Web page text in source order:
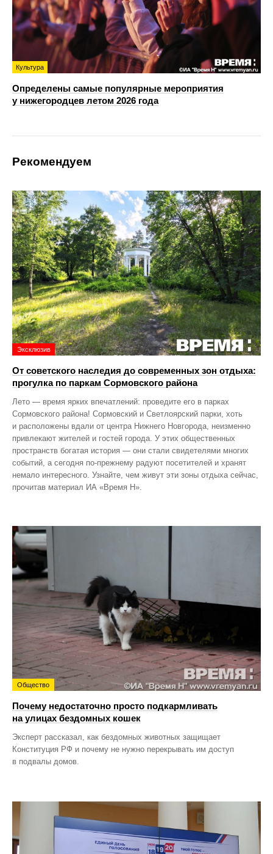
Культура
Определены самые популярные мероприятия
у нижегородцев летом 2026 года
Рекомендуем
Эксклюзив
От советского наследия до современных зон отдыха:
прогулка по паркам Сормовского района
Лето — время ярких впечатлений: проведите его в парках
Сормовского района! Сормовский и Светлоярский парки, хоть
и расположены вдали от центра Нижнего Новгорода, неизменно
привлекают жителей и гостей города. У этих общественных
пространств богатая история — они стали свидетелями многих
событий, а сегодня по‑прежнему радуют посетителей и хранят
немало интересного. Узнайте, чем живут эти зоны отдыха сейчас,
прочитав материал ИА «Время Н».
Общество
Почему недостаточно просто подкармливать
на улицах бездомных кошек
Эксперт рассказал, как бездомных животных защищает
Конституция РФ и почему не нужно перекрывать им доступ
в подвалы домов.